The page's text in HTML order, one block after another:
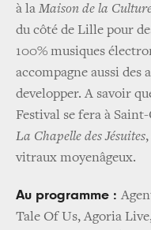
à la Maison de la
du côté de Lille pour
100% musiques
accompagne aussi des
developper. A savoir
Festival se fera à
La Chapelle des Jésuites
vitraux moyenâgeux.
Au programme :
Tale Of Us, Agoria